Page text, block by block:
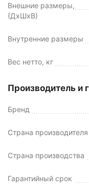
Внешние размеры,
(ДхШхВ)
Внутренние размеры
Вес нетто, кг
Производитель и
Бренд
Страна производителя
Страна производства
Гарантийный срок